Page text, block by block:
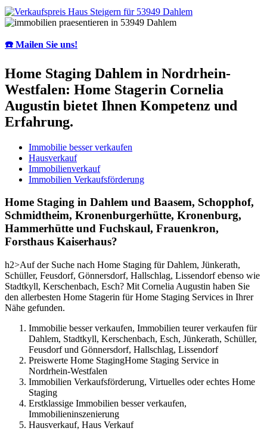
☎️ Mailen Sie uns!
Home Staging Dahlem in Nordrhein-
Westfalen: Home Stagerin Cornelia
Augustin bietet Ihnen Kompetenz und
Erfahrung.
Immobilie besser verkaufen
Hausverkauf
Immobilienverkauf
Immobilien Verkaufsförderung
Home Staging in Dahlem und Baasem, Schopphof,
Schmidtheim, Kronenburgerhütte, Kronenburg,
Hammerhütte und Fuchskaul, Frauenkron,
Forsthaus Kaiserhaus?
h2>Auf der Suche nach Home Staging für Dahlem, Jünkerath,
Schüller, Feusdorf, Gönnersdorf, Hallschlag, Lissendorf ebenso wie
Stadtkyll, Kerschenbach, Esch? Mit Cornelia Augustin haben Sie
den allerbesten Home Stagerin für Home Staging Services in Ihrer
Nähe gefunden.
Immobilie besser verkaufen, Immobilien teurer verkaufen für
Dahlem, Stadtkyll, Kerschenbach, Esch, Jünkerath, Schüller,
Feusdorf und Gönnersdorf, Hallschlag, Lissendorf
Preiswerte Home StagingHome Staging Service in
Nordrhein-Westfalen
Immobilien Verkaufsförderung, Virtuelles oder echtes Home
Staging
Erstklassige Immobilien besser verkaufen,
Immobilieninszenierung
Hausverkauf, Haus Verkauf